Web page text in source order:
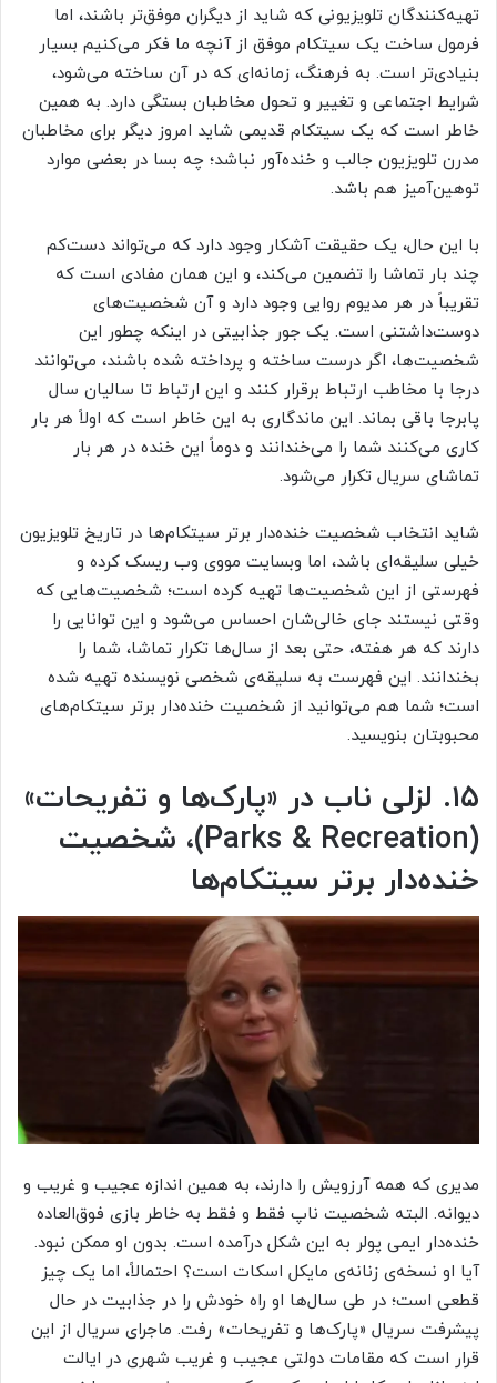
تهیه‌کنندگان تلویزیونی که شاید از دیگران موفق‌تر باشند، اما
فرمول ساخت یک سیتکام موفق از آنچه ما فکر می‌کنیم بسیار
بنیادی‌تر است. به فرهنگ، زمانه‌ای که در آن ساخته می‌شود،
شرایط اجتماعی و تغییر و تحول مخاطبان بستگی دارد. به همین
خاطر است که یک سیتکام قدیمی شاید امروز دیگر برای مخاطبان
مدرن تلویزیون جالب و خنده‌آور نباشد؛ چه بسا در بعضی موارد
توهین‌آمیز هم باشد.
با این حال، یک حقیقت آشکار وجود دارد که می‌تواند دست‌کم
چند بار تماشا را تضمین می‌کند، و این همان مفادی است که
تقریباً در هر مدیوم روایی وجود دارد و آن شخصیت‌های
دوست‌داشتنی است. یک جور جذابیتی در اینکه چطور این
شخصیت‌ها، اگر درست ساخته و پرداخته شده باشند، می‌توانند
درجا با مخاطب ارتباط برقرار کنند و این ارتباط تا سالیان سال
پابرجا باقی بماند. این ماندگاری به این خاطر است که اولاً هر بار
کاری می‌کنند شما را می‌خندانند و دوماً این خنده در هر بار
تماشای سریال تکرار می‌شود.
شاید انتخاب شخصیت خنده‌دار برتر سیتکام‌ها در تاریخ تلویزیون
خیلی سلیقه‌ای باشد، اما وبسایت مووی وب ریسک کرده و
فهرستی از این شخصیت‌ها تهیه کرده است؛ شخصیت‌هایی که
وقتی نیستند جای خالی‌شان احساس می‌شود و این توانایی را
دارند که هر هفته، حتی بعد از سال‌ها تکرار تماشا، شما را
بخندانند. این فهرست به سلیقه‌ی شخصی نویسنده تهیه شده
است؛ شما هم می‌توانید از شخصیت خنده‌دار برتر سیتکام‌های
محبوبتان بنویسید.
۱۵. لزلی ناب در «پارک‌ها و تفریحات»
(Parks & Recreation)، شخصیت
خنده‌دار برتر سیتکام‌ها
مدیری که همه آرزویش را دارند، به همین اندازه عجیب و غریب و
دیوانه. البته شخصیت ناپ فقط و فقط به خاطر بازی فوق‌العاده
خنده‌دار ایمی پولر به این شکل درآمده است. بدون او ممکن نبود.
آیا او نسخه‌ی زنانه‌ی مایکل اسکات است؟ احتمالاً، اما یک چیز
قطعی است؛ در طی سال‌ها او راه خودش را در جذابیت در حال
پیشرفت سریال «پارک‌ها و تفریحات» رفت. ماجرای سریال از این
قرار است که مقامات دولتی عجیب و غریب شهری در ایالت